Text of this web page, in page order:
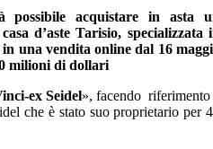
possibile acquistare in asta
d’aste Tarisio, specializzata
una vendita online dal 16
milioni di dollari
ex Seidel», facendo riferimento
che è stato suo proprietario per